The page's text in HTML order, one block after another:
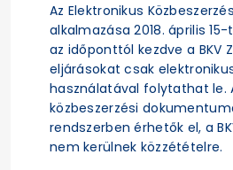
Az Elektronikus
alkalmazása 2018. április
az időponttól kezdve a BKV
eljárásokat csak
használatával folytathat le.
közbeszerzési
rendszerben érhetők el, a
nem kerülnek közzétételre.